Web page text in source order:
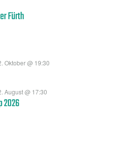
Fürth
Oktober @ 19:30
August @ 17:30
2026